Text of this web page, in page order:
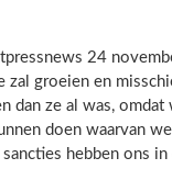
24
groeien en
dan ze al was,
doen waarvan
hebben ons in